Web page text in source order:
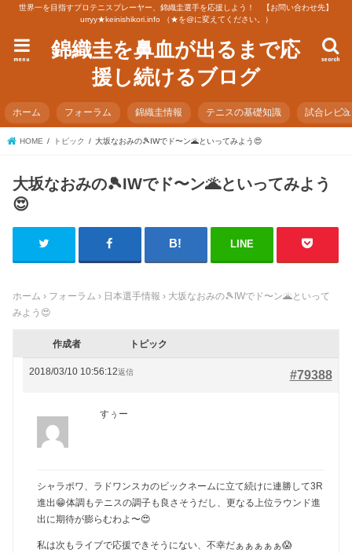
世界一を目指すプロテニスプレーヤー、錦織圭選手を応援しよう！ 【お問い合わせ先】
urryy★keinishikori.info （★を@に変えてください。）
錦織圭を鼻血が出るまで応
援し続けるブログ
search
menu
ホーム フォーラム 錦織圭情報 テニスの基礎知識 試合レビ
HOME トピック 大坂なおみの🎾IWでド〜ン🌋といってみよう😍
大坂なおみの🎾IWでド〜ン🌋といってみよう
😍
LINE
ホーム › フォーラム › 日本選手情報 › 大坂なおみの🎾IWでド〜ン🌋といって
みよう😍
作成者 トピック
2018/03/10 10:56:12 #79388
返信
すぅー
シャラポワ、ラドワンスカのビックネームに立て続けに連勝して3R
進出😁体調もテニスの調子も良さそうだし、更なる上位ラウンド進
出に期待が膨らむわよ〜😍
私は次もライブで応援できそうにない、不幸だぁぁぁぁぁ😱